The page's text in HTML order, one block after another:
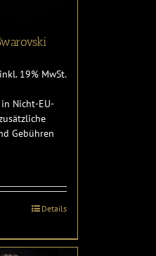
inkl. 19% MwSt.
Nicht-EU-
Gebühren
Details